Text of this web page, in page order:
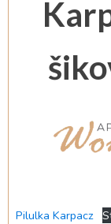
Pilulka Karpacz